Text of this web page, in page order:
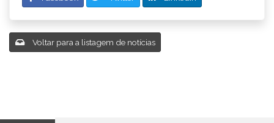
Voltar para a listagem de notícias